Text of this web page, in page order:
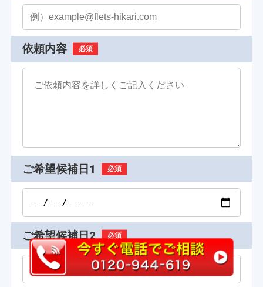
依頼内容 必須
ご希望候補日1 必須
ご希望候補日2 必須